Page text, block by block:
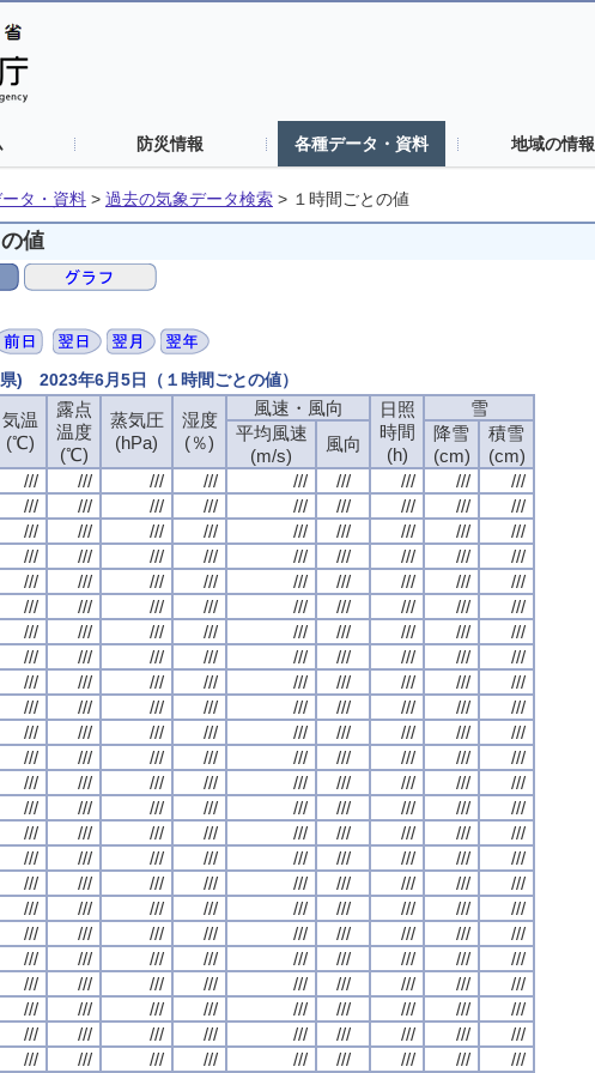
防災情報 各種データ・資料 地域の情報
タ・資料 > 過去の気象データ検索 > １時間ごとの値
値
) 2023年6月5日（１時間ごとの値）
気温
(℃)
露点
温度
(℃)
蒸気圧
(hPa)
湿度
(％)
風速・風向
日照
時間
(h)
雪
平均風速
(m/s)
風向
降雪
(cm)
積雪
(cm)
/// /// /// /// /// /// /// ///
///
/// /// /// /// /// /// /// ///
///
/// /// /// /// /// /// /// ///
///
/// /// /// /// /// /// /// ///
///
/// /// /// /// /// /// /// ///
///
/// /// /// /// /// /// /// ///
///
/// /// /// /// /// /// /// ///
///
/// /// /// /// /// /// /// ///
///
/// /// /// /// /// /// /// ///
///
/// /// /// /// /// /// /// ///
///
/// /// /// /// /// /// /// ///
///
/// /// /// /// /// /// /// ///
///
/// /// /// /// /// /// /// ///
///
/// /// /// /// /// /// /// ///
///
/// /// /// /// /// /// /// ///
///
/// /// /// /// /// /// /// ///
///
/// /// /// /// /// /// /// ///
///
/// /// /// /// /// /// /// ///
///
/// /// /// /// /// /// /// ///
///
/// /// /// /// /// /// /// ///
///
/// /// /// /// /// /// /// ///
///
/// /// /// /// /// /// /// ///
///
/// /// /// /// /// /// /// ///
///
/// /// /// /// /// /// /// /// ///